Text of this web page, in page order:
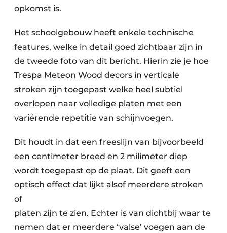
opkomst is.
Het schoolgebouw heeft enkele technische
features, welke in detail goed zichtbaar zijn in
de tweede foto van dit bericht. Hierin zie je hoe
Trespa Meteon Wood decors in verticale
stroken zijn toegepast welke heel subtiel
overlopen naar volledige platen met een
variërende repetitie van schijnvoegen.
Dit houdt in dat een freeslijn van bijvoorbeeld
een centimeter breed en 2 milimeter diep
wordt toegepast op de plaat. Dit geeft een
optisch effect dat lijkt alsof meerdere stroken
of
platen zijn te zien. Echter is van dichtbij waar te
nemen dat er meerdere ‘valse’ voegen aan de